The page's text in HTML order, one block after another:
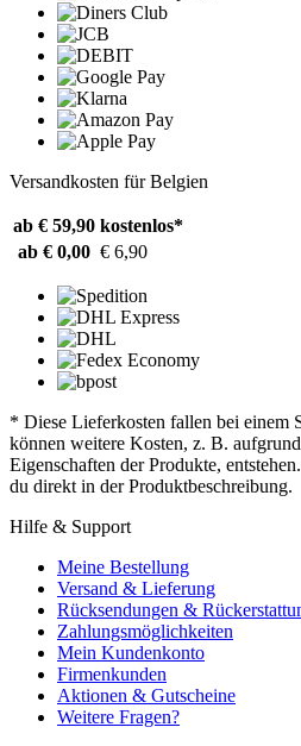
Versandkosten für Belgien
ab € 59,90 kostenlos*
ab € 0,00 € 6,90
* Diese Lieferkosten fallen bei einem
können weitere Kosten, z. B.
Eigenschaften der Produkte,
du direkt in der Produktbeschreibung.
Hilfe & Support
Meine Bestellung
Versand & Lieferung
Rücksendungen &
Zahlungsmöglichkeiten
Mein Kundenkonto
Firmenkunden
Aktionen & Gutscheine
Weitere Fragen?